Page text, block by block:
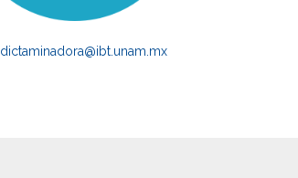
dictaminadora@ibt.unam.mx